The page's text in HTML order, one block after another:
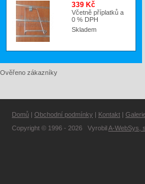
339 Kč
Včetně příplatků a
0 % DPH
Skladem
Ověřeno zákazníky
Domů | Obchodní podmínky | Kontakt |
Copyright © 1996 - 2026 VyrobilA-WebSys,